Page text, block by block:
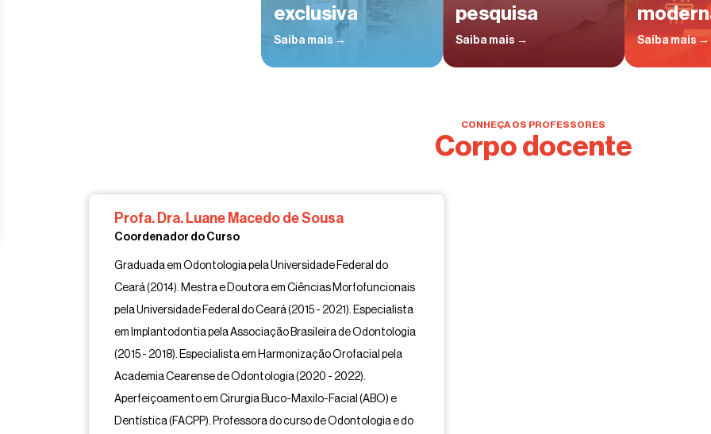
exclusiva
Saiba mais →
pesquisa
Saiba mais → Saiba mais →
CONHEÇA OS PROFESSORES
Corpo docente
Profa. Dra. Luane Macedo de Sousa
Coordenador do Curso
Graduada em Odontologia pela Universidade Federal do
Ceará (2014). Mestra e Doutora em Ciências Morfofuncionais
pela Universidade Federal do Ceará (2015 - 2021). Especialista
em Implantodontia pela Associação Brasileira de Odontologia
(2015 - 2018). Especialista em Harmonização Orofacial pela
Academia Cearense de Odontologia (2020 - 2022).
Aperfeiçoamento em Cirurgia Buco-Maxilo-Facial (ABO) e
Dentística (FACPP). Professora do curso de Odontologia e do